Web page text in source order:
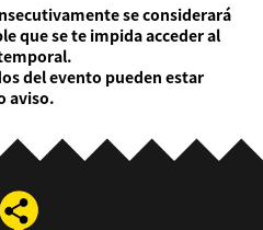
se considerará
que se te impida acceder al
del evento pueden estar
aviso.